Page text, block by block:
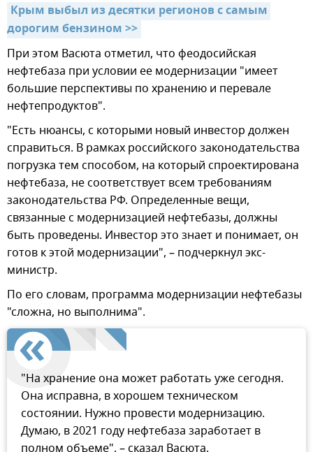
Крым выбыл из десятки регионов с самым
дорогим бензином >>
При этом Васюта отметил, что феодосийская
нефтебаза при условии ее модернизации "имеет
большие перспективы по хранению и перевале
нефтепродуктов".
"Есть нюансы, с которыми новый инвестор должен
справиться. В рамках российского законодательства
погрузка тем способом, на который спроектирована
нефтебаза, не соответствует всем требованиям
законодательства РФ. Определенные вещи,
связанные с модернизацией нефтебазы, должны
быть проведены. Инвестор это знает и понимает, он
готов к этой модернизации", – подчеркнул экс-
министр.
По его словам, программа модернизации нефтебазы
"сложна, но выполнима".
"На хранение она может работать уже сегодня.
Она исправна, в хорошем техническом
состоянии. Нужно провести модернизацию.
Думаю, в 2021 году нефтебаза заработает в